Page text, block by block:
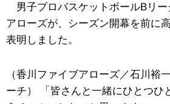
男子プロバスケットボールBリー
アローズが、シーズン開幕を前に
表明しました。
（香川ファイブアローズ／石川
ーチ） 「皆さんと一緒にひとつひ